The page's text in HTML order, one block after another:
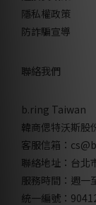
隱私權政策
防詐騙宣導
聯絡我們
b.ring Taiwan
韓商偲特沃斯股
客服信箱：
聯絡地址：台北
服務時間：週一
統一編號：